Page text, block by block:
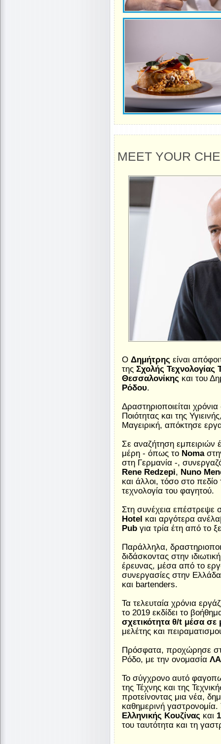
MEET YOUR
Ο Δημήτρης είναι
της Σχολής Τεχνολογίας
Θεσσαλονίκης και του
Ρόδου.
Δραστηριοποιείται
Ποιότητας και της
Μαγειρική, απόκτησε
Σε αναζήτηση εμπειριών
μέρη - όπως το Noma
στη Γερμανία -,
Rene Redzepi, Nuno
και άλλοι, τόσο στο
τεχνολογία του φαγητού.
Στη συνέχεια
Hotel και αργότερα
Pub για τρία έτη από το
Παράλληλα,
διδάσκοντας στην
έρευνας, μέσα από το
συνεργασίες στην Ελλάδα
και bartenders.
Τα τελευταία χρόνια
το 2019 εκδίδει το
σχετικότητα θ/t μέσα σε
μελέτης και
Πρόσφατα, προχώρησε
Ρόδο, με την ονομασία
Το σύγχρονο αυτό
της Τέχνης και της
προτείνοντας μια νέα,
καθημερινή
Ελληνικής Κουζίνας και
του ταυτότητα και τη